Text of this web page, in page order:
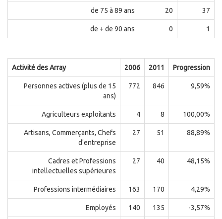
de 75 à 89 ans 20 37
de + de 90 ans 0 1
Activité des Array 2006 2011 Progression
Personnes actives (plus de 15
ans)
772 846 9,59%
Agriculteurs exploitants 4 8 100,00%
Artisans, Commerçants, Chefs
d'entreprise
27 51 88,89%
Cadres et Professions
intellectuelles supérieures
27 40 48,15%
Professions intermédiaires 163 170 4,29%
Employés 140 135 -3,57%